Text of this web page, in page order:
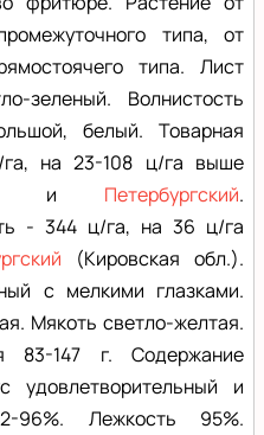
типа, от
типа. Лист
зеленый. Волнистость
белый. Товарная
на 23-108 ц/га выше
и Петербургский.
- 344 ц/га, на 36 ц/га
(Кировская обл.).
с мелкими глазками.
Мякоть светло-желтая.
83-147 г. Содержание
удовлетворительный и
96%. Лежкость 95%.